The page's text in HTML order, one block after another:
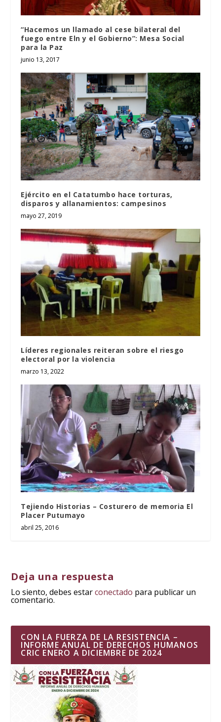
“Hacemos un llamado al cese bilateral del
fuego entre Eln y el Gobierno”: Mesa Social
para la Paz
junio 13, 2017
Ejército en el Catatumbo hace torturas,
disparos y allanamientos: campesinos
mayo 27, 2019
Líderes regionales reiteran sobre el riesgo
electoral por la violencia
marzo 13, 2022
Tejiendo Historias – Costurero de memoria El
Placer Putumayo
abril 25, 2016
Deja una respuesta
Lo siento, debes estarconectado para publicar un
comentario.
CON LA FUERZA DE LA RESISTENCIA –
INFORME ANUAL DE DERECHOS HUMANOS
CRIC ENERO A DICIEMBRE DE 2024